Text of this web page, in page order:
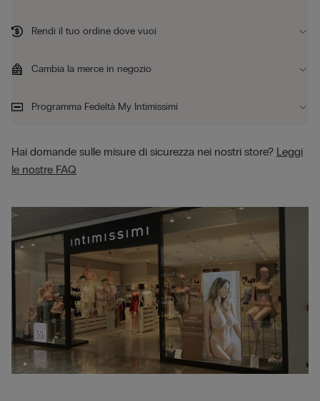
Rendi il tuo ordine dove vuoi
Cambia la merce in negozio
Programma Fedeltà My Intimissimi
Hai domande sulle misure di sicurezza nei nostri store? Leggi
le nostre FAQ